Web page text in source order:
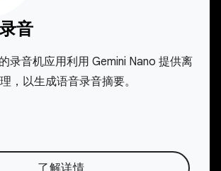
音
录音机应用利用 Gemini Nano 提供离
，以生成语音录音摘要。